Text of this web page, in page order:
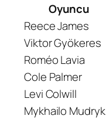
Oyuncu
Reece James
Viktor Gyökeres
Roméo Lavia
Cole Palmer
Levi Colwill
Mykhailo Mudryk